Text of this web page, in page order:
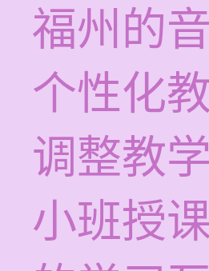
福州的
个性化
调整教
小班授